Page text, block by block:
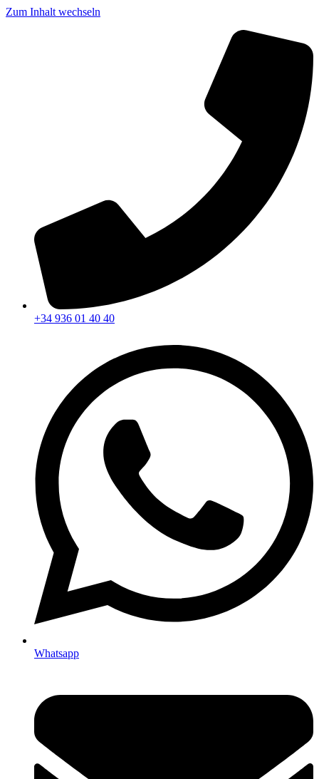
Zum Inhalt wechseln
+34 936 01 40 40
Whatsapp